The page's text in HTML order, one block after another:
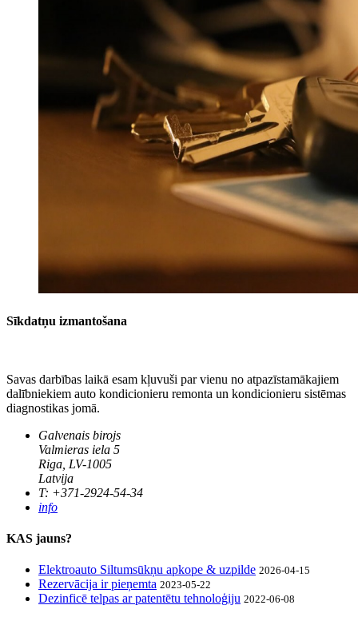
Sīkdatņu izmantošana
Savas darbības laikā esam kļuvuši par vienu no atpazīstamākajiem
dalībniekiem auto kondicionieru remonta un kondicionieru sistēmas
diagnostikas jomā.
Galvenais birojs
Valmieras iela 5
Riga, LV-1005
Latvija
T: +371-2924-54-34
info
KAS jauns?
Elektroauto Siltumsūkņu apkope & uzpilde 2026-04-15
Rezervācija ir pieņemta 2023-05-22
Dezinficē telpas ar patentētu tehnoloģiju 2022-06-08